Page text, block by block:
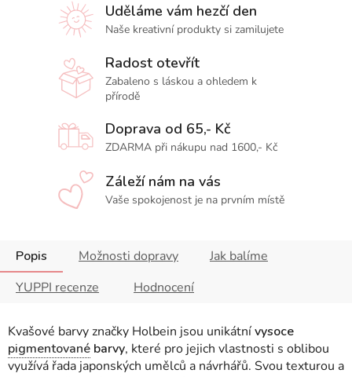
Uděláme vám hezčí den
Naše kreativní produkty si zamilujete
Radost otevřít
Zabaleno s láskou a ohledem k
přírodě
Doprava od 65,- Kč
ZDARMA při nákupu nad 1600,- Kč
Záleží nám na vás
Vaše spokojenost je na prvním místě
Popis Možnosti dopravy
Jak balíme
YUPPI recenze
Hodnocení
Kvašové barvy značky Holbein jsou unikátnívysoce
pigmentované barvy, které pro jejich vlastnosti s oblibou
využívá řada japonských umělců a návrhářů. Svou texturou a